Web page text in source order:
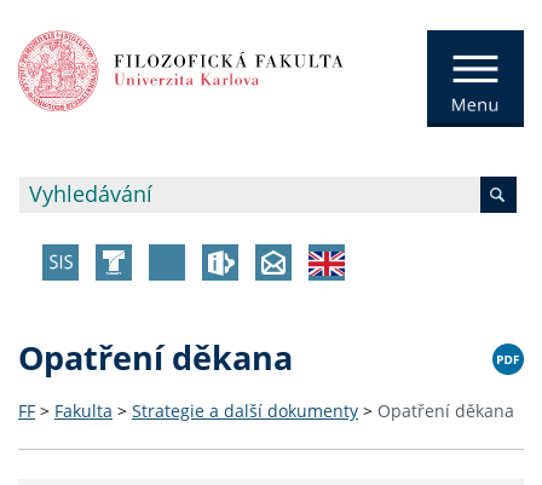
Opatření děkana
FF > Fakulta > Strategie a další dokumenty > Opatření děkana